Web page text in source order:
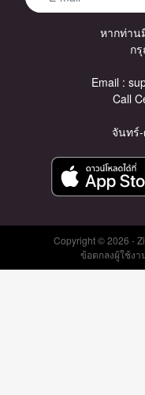
หากท่าน
ก
Email :
Call
จันทร์
Copyright © 2026 -
ข้อตกลงผู้ใช้งา